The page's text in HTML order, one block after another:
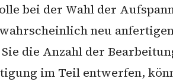
bei der Wahl der
neu
die Anzahl der
im Teil entwerfen,